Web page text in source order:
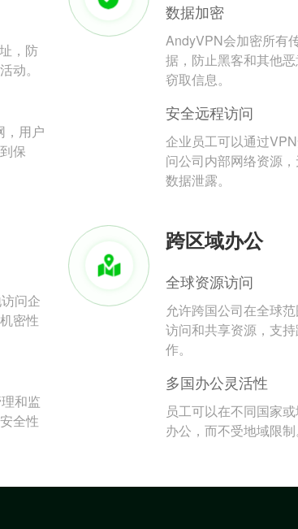
，防
动。
，用户
保
数据加密
AndyVPN会加密所有
据，防止黑客和其他
窃取信息。
安全远程访问
企业员工可以通过
问公司内部网络资源
数据泄露。
问企
密性
和监
全性
跨区域办公
全球资源访问
允许跨国公司在全球
访问和共享资源，支
作。
多国办公灵活性
员工可以在不同国家
办公，而不受地域限制